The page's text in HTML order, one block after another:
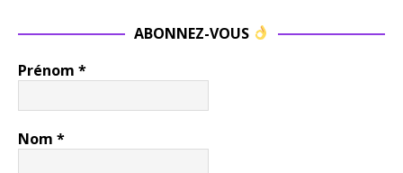
ABONNEZ-VOUS
Prénom *
Nom *